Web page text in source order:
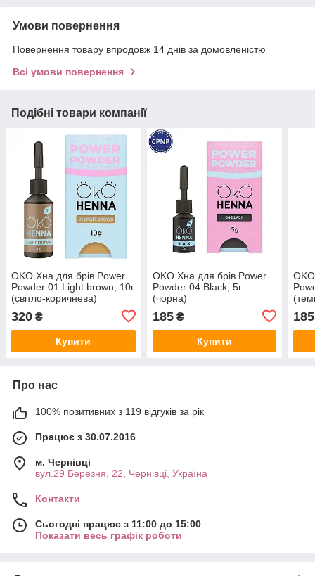
Умови повернення
Повернення товару впродовж 14 днів за домовленістю
Всі умови повернення
Подібні товари компанії
OKO Хна для брів Power
Powder 01 Light brown, 10г
(світло-коричнева)
320 ₴
Купити
OKO Хна для брів Power
Powder 04 Black, 5г
(чорна)
185₴
Купити
185
Про нас
100% позитивних з 119 відгуків за рік
Працює з 30.07.2016
м. Чернівці
вул.29 Березня, 22, Чернівці, Україна
Контакти
Сьогодні працює з 11:00 до 15:00
Показати весь графік роботи